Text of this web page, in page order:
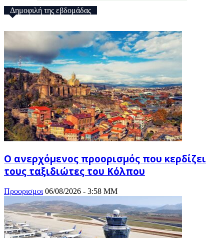
Δημοφιλή της εβδομάδας
Ο ανερχόμενος προορισμός που κερδίζει
τους ταξιδιώτες του Κόλπου
Προορισμοι 06/08/2026 - 3:58 ΜΜ